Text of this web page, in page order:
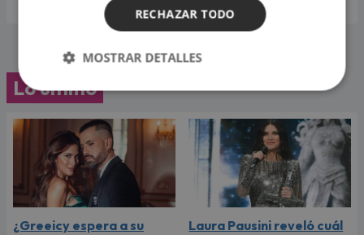
Lo último
¿Greeicy espera a su
Laura Pausini reveló cuál
RECHAZAR TODO
MOSTRAR DETALLES